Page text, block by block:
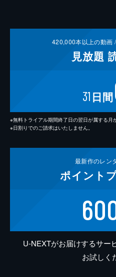
420,000本以上の動画 /
見放題
31 日間
※無料トライアル期間終了日の翌日が属する月
※日割りでのご請求はいたしません。
最新作のレン
ポイント
U-NEXTがお届けするサー
お試しく